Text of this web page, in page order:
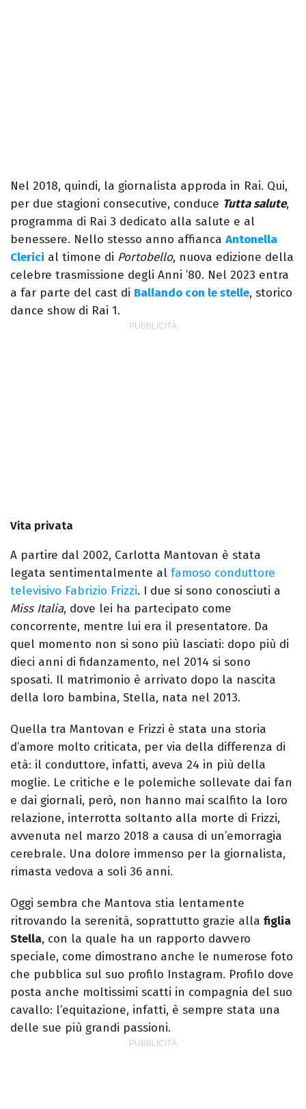
Nel 2018, quindi, la giornalista approda in Rai. Qui,
per due stagioni consecutive, conduce Tutta salute,
programma di Rai 3 dedicato alla salute e al
benessere. Nello stesso anno affianca Antonella
Clerici al timone di Portobello, nuova edizione della
celebre trasmissione degli Anni ’80. Nel 2023 entra
a far parte del cast di Ballando con le stelle, storico
dance show di Rai 1.
Vita privata
A partire dal 2002, Carlotta Mantovan è stata
legata sentimentalmente al famoso conduttore
televisivo Fabrizio Frizzi. I due si sono conosciuti a
Miss Italia, dove lei ha partecipato come
concorrente, mentre lui era il presentatore. Da
quel momento non si sono più lasciati: dopo più di
dieci anni di fidanzamento, nel 2014 si sono
sposati. Il matrimonio è arrivato dopo la nascita
della loro bambina, Stella, nata nel 2013.
Quella tra Mantovan e Frizzi è stata una storia
d’amore molto criticata, per via della differenza di
età: il conduttore, infatti, aveva 24 in più della
moglie. Le critiche e le polemiche sollevate dai fan
e dai giornali, però, non hanno mai scalfito la loro
relazione, interrotta soltanto alla morte di Frizzi,
avvenuta nel marzo 2018 a causa di un’emorragia
cerebrale. Una dolore immenso per la giornalista,
rimasta vedova a soli 36 anni.
Oggi sembra che Mantova stia lentamente
ritrovando la serenità, soprattutto grazie alla figlia
Stella, con la quale ha un rapporto davvero
speciale, come dimostrano anche le numerose foto
che pubblica sul suo profilo Instagram. Profilo dove
posta anche moltissimi scatti in compagnia del suo
cavallo: l’equitazione, infatti, è sempre stata una
delle sue più grandi passioni.